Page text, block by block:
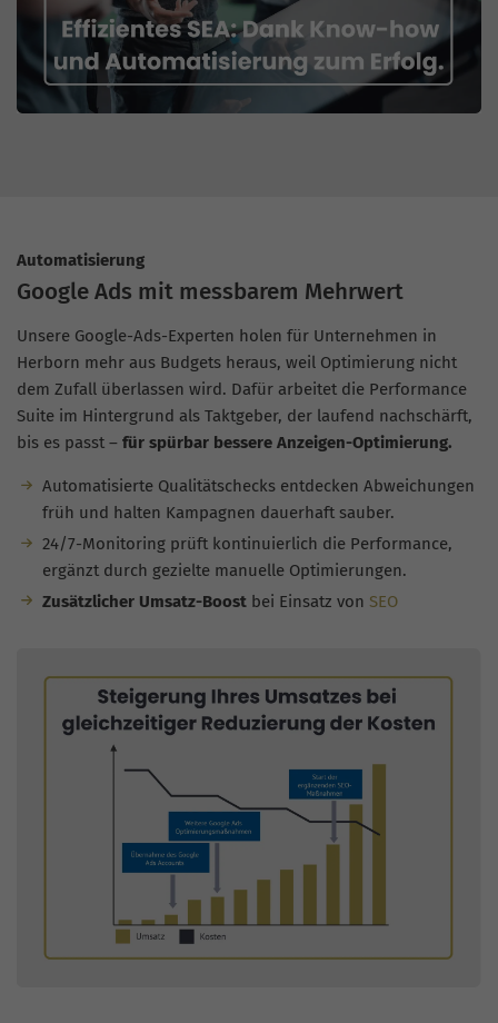
Automatisierung
Google Ads mit messbarem Mehrwert
Unsere Google-Ads-Experten holen für Unternehmen in
Herborn mehr aus Budgets heraus, weil Optimierung nicht
dem Zufall überlassen wird. Dafür arbeitet die Performance
Suite im Hintergrund als Taktgeber, der laufend nachschärft,
bis es passt – für spürbar bessere Anzeigen-Optimierung.
Automatisierte Qualitätschecks entdecken Abweichungen
früh und halten Kampagnen dauerhaft sauber.
24/7-Monitoring prüft kontinuierlich die Performance,
ergänzt durch gezielte manuelle Optimierungen.
Zusätzlicher Umsatz-Boostbei Einsatz von SEO